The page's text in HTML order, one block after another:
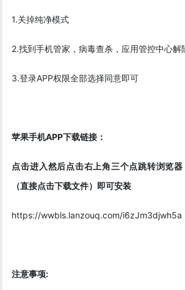
1.关掉纯净模式
2.找到手机管家，病毒查杀，应用管控中心解
3.登录APP权限全部选择同意即可
苹果手机APP下载链接：
点击进入然后点击右上角三个点跳转浏览
（直接点击下载文件）即可安装
https://wwbls.lanzouq.com/i6zJm3djwh5a
注意事项: